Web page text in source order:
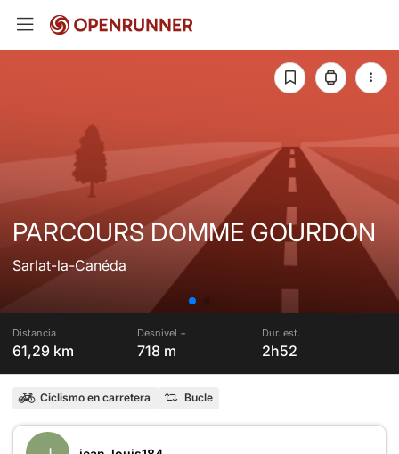
PARCOURS DOMME GOURDON
Sarlat-la-Canéda
Distancia
61,29 km
Desnivel +
718 m
Dur. est.
2h52
Ciclismo en carretera Bucle